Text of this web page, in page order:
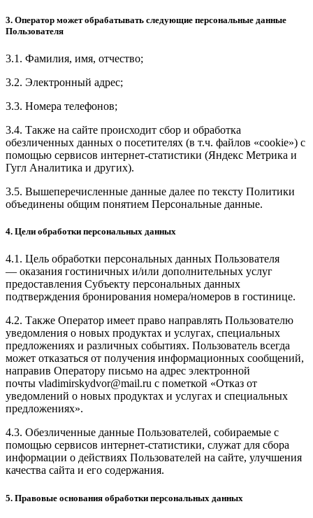
3. Оператор может обрабатывать следующие персональные данные
Пользователя
3.1. Фамилия, имя, отчество;
3.2. Электронный адрес;
3.3. Номера телефонов;
3.4. Также на сайте происходит сбор и обработка
обезличенных данных о посетителях (в т.ч. файлов «cookie») с
помощью сервисов интернет-статистики (Яндекс Метрика и
Гугл Аналитика и других).
3.5. Вышеперечисленные данные далее по тексту Политики
объединены общим понятием Персональные данные.
4. Цели обработки персональных данных
4.1. Цель обработки персональных данных Пользователя
— оказания гостиничных и/или дополнительных услуг
предоставления Субъекту персональных данных
подтверждения бронирования номера/номеров в гостинице.
4.2. Также Оператор имеет право направлять Пользователю
уведомления о новых продуктах и услугах, специальных
предложениях и различных событиях. Пользователь всегда
может отказаться от получения информационных сообщений,
направив Оператору письмо на адрес электронной
почты vladimirskydvor@mail.ru с пометкой «Отказ от
уведомлений о новых продуктах и услугах и специальных
предложениях».
4.3. Обезличенные данные Пользователей, собираемые с
помощью сервисов интернет-статистики, служат для сбора
информации о действиях Пользователей на сайте, улучшения
качества сайта и его содержания.
5. Правовые основания обработки персональных данных